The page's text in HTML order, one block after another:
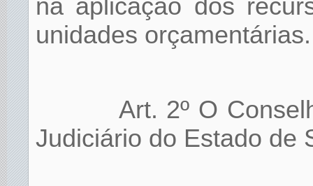
na aplicação dos
unidades orçamentárias.
Art. 2º O
Judiciário do Estado de